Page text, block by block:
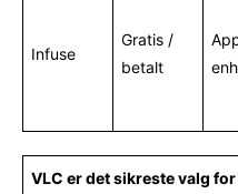
Infuse
Gratis /
betalt
VLC er det sikreste valg